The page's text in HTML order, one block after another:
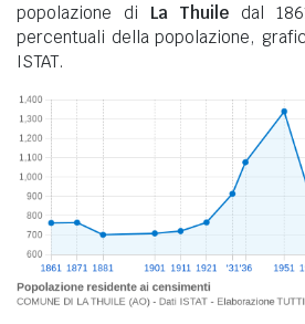
popolazione di La Thuile dal
percentuali della popolazione,
ISTAT.